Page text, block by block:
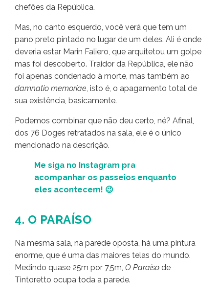
chefões da República.
Mas, no canto esquerdo, você verá que tem um
pano preto pintado no lugar de um deles. Ali é onde
deveria estar Marin Faliero, que arquitetou um golpe
mas foi descoberto. Traidor da República, ele não
foi apenas condenado à morte, mas também ao
damnatio memoriae, isto é, o apagamento total de
sua existência, basicamente.
Podemos combinar que não deu certo, né? Afinal,
dos 76 Doges retratados na sala, ele é o único
mencionado na descrição.
Me siga no Instagram pra
acompanhar os passeios enquanto
eles acontecem! 😉
4. O PARAÍSO
Na mesma sala, na parede oposta, há uma pintura
enorme, que é uma das maiores telas do mundo.
Medindo quase 25m por 7,5m, O Paraíso de
Tintoretto ocupa toda a parede.